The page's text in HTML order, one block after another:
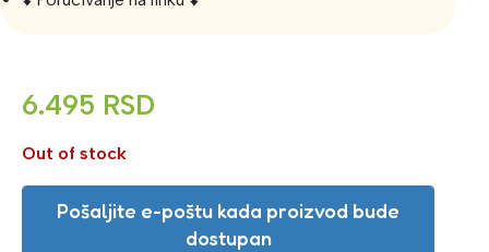
6.495 RSD
Out of stock
Pošaljite e-poštu kada proizvod bude
dostupan